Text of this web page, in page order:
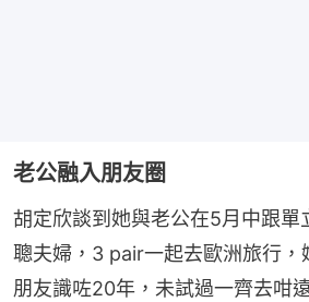
老公融入朋友圈
胡定欣談到她與老公在5月中跟單
聰夫婦，3 pair一起去歐洲旅行，
朋友識咗20年，未試過一齊去咁